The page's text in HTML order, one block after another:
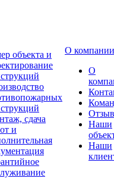
объекта и
сдача
и
О компании
О
Наши
Наши